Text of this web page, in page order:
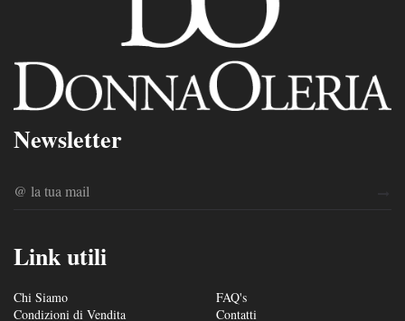
Newsletter
Link utili
Chi Siamo
Condizioni di Vendita
FAQ's
Contatti